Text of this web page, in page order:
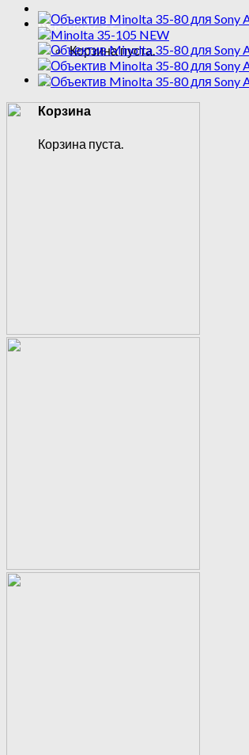
Корзина /0₽0
Корзина пуста.
0
Корзина
Корзина пуста.